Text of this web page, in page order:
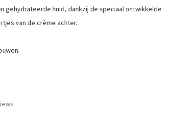
gehydrateerde huid, dankzij de speciaal ontwikkelde
van de crème achter.